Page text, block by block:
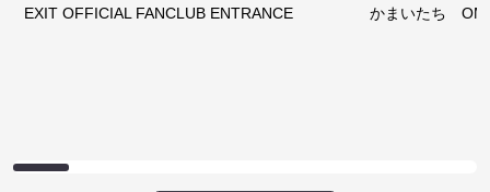
EXIT OFFICIAL FANCLUB ENTRANCE かまいたち